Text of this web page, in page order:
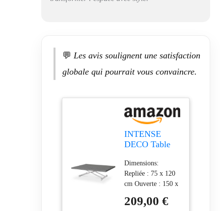
💬 Les avis soulignent une satisfaction
globale qui pourrait vous convaincre.
INTENSE
DECO Table
Philadelphia
XL Effet béton
Dimensions:
Repliée : 75 x 120
cm Ouverte : 150 x
31 / 73 cm Matière:
209,00 €